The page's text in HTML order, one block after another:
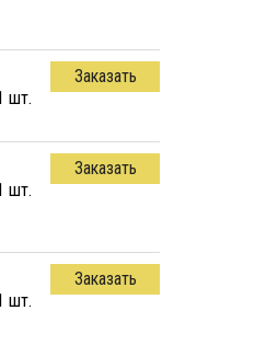
шт.
Заказать
шт.
Заказать
шт.
Заказать